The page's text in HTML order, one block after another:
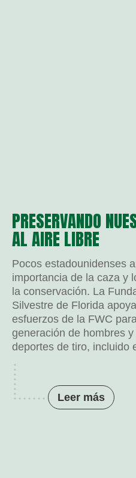
PRESERVANDO
AL AIRE LIBRE
Pocos estadounidenses
importancia de la caza y
la conservación. La
Silvestre de Florida
esfuerzos de la FWC
generación de hombres
deportes de tiro, incluido
Leer más